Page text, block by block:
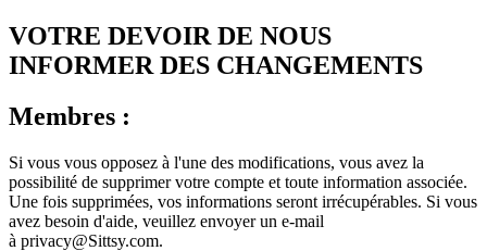
VOTRE DEVOIR DE NOUS
INFORMER DES CHANGEMENTS
Membres :
Si vous vous opposez à l'une des modifications, vous avez la
possibilité de supprimer votre compte et toute information associée.
Une fois supprimées, vos informations seront irrécupérables. Si vous
avez besoin d'aide, veuillez envoyer un e-mail
à privacy@Sittsy.com.